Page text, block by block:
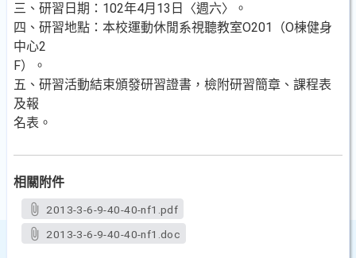
三、研習日期：102年4月13日〈週六〉。
四、研習地點：本校運動休閒系視聽教室O201（O棟健身
中心2
F）。
五、研習活動結束頒發研習證書，檢附研習簡章、課程表
及報
名表。
相關附件
2013-3-6-9-40-40-nf1.pdf
2013-3-6-9-40-40-nf1.doc